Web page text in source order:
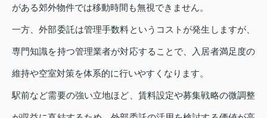
がある郊外物件では移動時間も無視できません。
一方、外部委託は管理手数料というコストが発生しますが、
専門知識を持つ管理業者が対応することで、入居者満足度の
維持や空室対策を体系的に行いやすくなります。
駅前など需要の強い立地ほど、賃料設定や募集戦略の微調整